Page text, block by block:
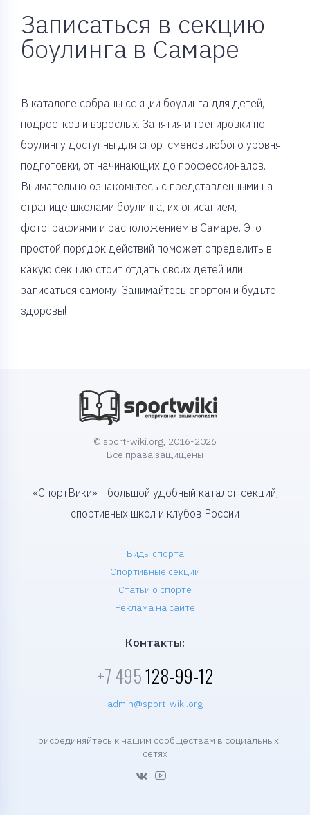
Записаться в секцию
боулинга в Самаре
В каталоге собраны секции боулинга для детей,
подростков и взрослых. Занятия и тренировки по
боулингу доступны для спортсменов любого уровня
подготовки, от начинающих до профессионалов.
Внимательно ознакомьтесь с представленными на
странице школами боулинга, их описанием,
фотографиями и расположением в Самаре. Этот
простой порядок действий поможет определить в
какую секцию стоит отдать своих детей или
записаться самому. Занимайтесь спортом и будьте
здоровы!
© sport-wiki.org, 2016-2026
Все права защищены
«СпортВики» - большой удобный каталог секций,
спортивных школ и клубов России
Виды спорта
Спортивные секции
Статьи о спорте
Реклама на сайте
Контакты:
+7 495128-99-12
admin@sport-wiki.org
Присоединяйтесь к нашим сообществам в социальных
сетях